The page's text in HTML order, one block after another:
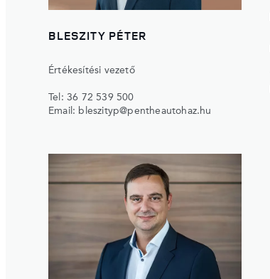
BLESZITY PÉTER
Értékesítési vezető
Tel: 36 72 539 500
Email: bleszityp@pentheautohaz.hu